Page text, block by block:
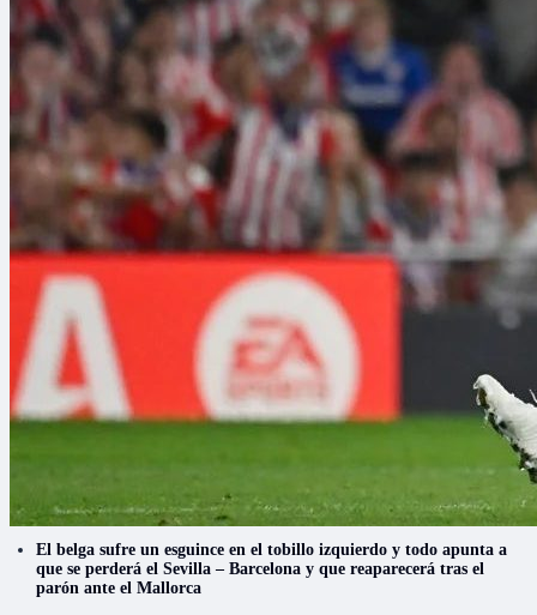
El belga sufre un esguince en el tobillo izquierdo y todo apunta a
que se perderá el Sevilla – Barcelona y que reaparecerá tras el
parón ante el Mallorca